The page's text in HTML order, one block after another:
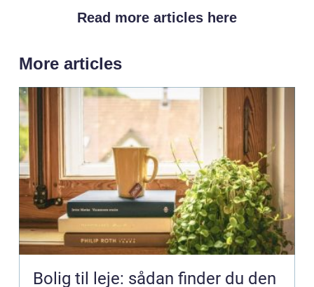
Read more articles here
More articles
Bolig til leje: sådan finder du den